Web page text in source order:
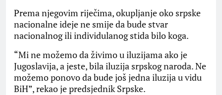
Prema njegovim riječima, okupljanje oko srpske
nacionalne ideje ne smije da bude stvar
nacionalnog ili individulanog stida bilo koga.
“Mi ne možemo da živimo u iluzijama ako je
Jugoslavija, a jeste, bila iluzija srpskog naroda. Ne
možemo ponovo da bude još jedna iluzija u vidu
BiH”, rekao je predsjednik Srpske.